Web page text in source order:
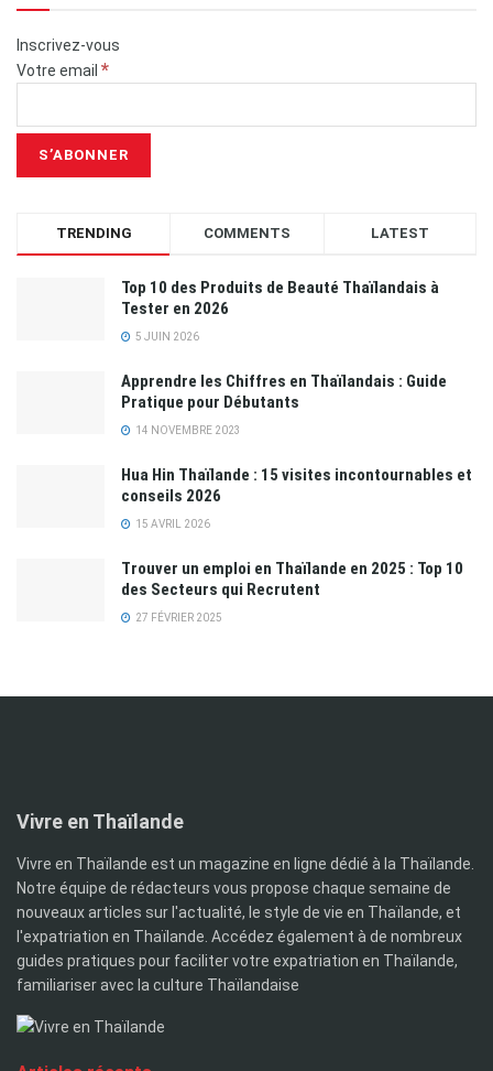
Inscrivez-vous
Votre email *
TRENDING COMMENTS LATEST
Top 10 des Produits de Beauté Thaïlandais à
Tester en 2026
5 JUIN 2026
Apprendre les Chiffres en Thaïlandais : Guide
Pratique pour Débutants
14 NOVEMBRE 2023
Hua Hin Thaïlande : 15 visites incontournables et
conseils 2026
15 AVRIL 2026
Trouver un emploi en Thaïlande en 2025 : Top 10
des Secteurs qui Recrutent
27 FÉVRIER 2025
Vivre en Thaïlande
Vivre en Thaïlande est un magazine en ligne dédié à la Thaïlande.
Notre équipe de rédacteurs vous propose chaque semaine de
nouveaux articles sur l'actualité, le style de vie en Thaïlande, et
l'expatriation en Thaïlande. Accédez également à de nombreux
guides pratiques pour faciliter votre expatriation en Thaïlande,
familiariser avec la culture Thaïlandaise